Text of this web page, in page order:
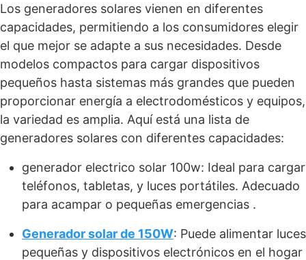
Los generadores solares vienen en diferentes
capacidades, permitiendo a los consumidores elegir
el que mejor se adapte a sus necesidades. Desde
modelos compactos para cargar dispositivos
pequeños hasta sistemas más grandes que pueden
proporcionar energía a electrodomésticos y equipos,
la variedad es amplia. Aquí está una lista de
generadores solares con diferentes capacidades:
generador electrico solar 100w: Ideal para cargar
teléfonos, tabletas, y luces portátiles. Adecuado
para acampar o pequeñas emergencias .
Generador solar de 150W: Puede alimentar luces
pequeñas y dispositivos electrónicos en el hogar